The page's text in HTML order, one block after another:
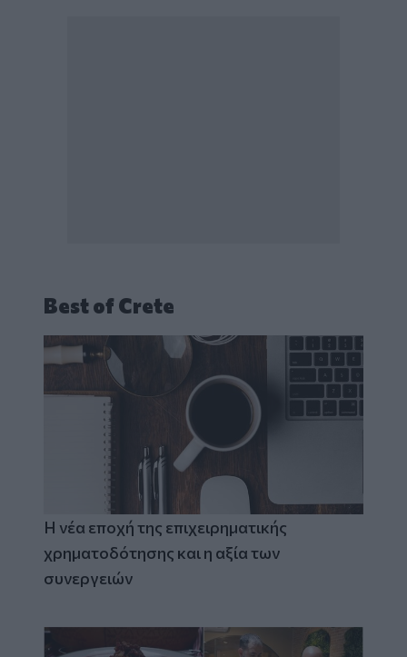
Best of Crete
Η νέα εποχή της επιχειρηματικής
χρηματοδότησης και η αξία των
συνεργειών